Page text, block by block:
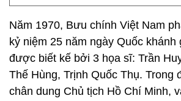
Năm 1970, Bưu chính Việt Nam
kỷ niệm 25 năm ngày Quốc khánh
được biết kế bởi 3 họa sĩ: Trần
Thế Hùng, Trịnh Quốc Thụ. Trong
chân dung Chủ tịch Hồ Chí Minh,